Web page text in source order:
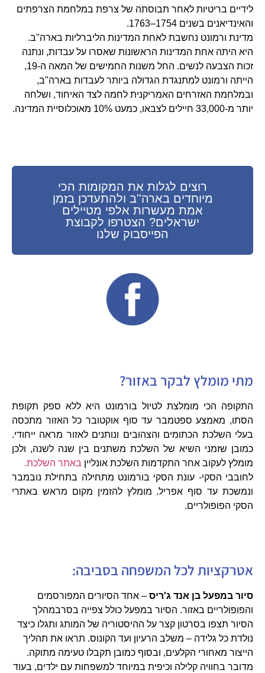
לידיים בריטיות לאחר תבוסתה של צרפת במלחמת הצרפתים
והאינדיאנים בשנים 1754–1763.
מדינת ורמונט נחשבת לאחת המדינות הליברליות בארה"ב.
היא היתה אחת המדינות הראשונות שאסרו על עבדות, ונתנה
זכות הצבעה לנשים. החל משנות החמישים של המאה ה-19,
הייתה ורמונט למתנגדת הגדולה ביותר לעבדות בארה"ב,
ובמלחמת האזרחים האמריקנית לחמה לצד האיחוד, ושלחה
יותר מ-33,000 חיילים לצבאו, כמעט 10% מאוכלוסיית המדינה.
רוצים לגלות את המקומות הכי
מיוחדים בארה''ב ולהתעדכן בזמן
אמת מעשרות אלפי מטיילים
ישראלים? הצטרפו לקבוצת
הפייסבוק שלנו
מתי מומלץ לבקר באזור?
התקופה הכי מומלצת לטיול בורמונט היא ללא ספק תקופת
הסתו, מאמצע ספטמבר עד סוף אוקטובר כל האזור מתכסה
בעלי השלכת הכתומים והצהובים ונותנים לאזור מראה ייחודי.
כמובן שזמני השיא של השלכת משתנים בין שנה לשנה, ולכן
מומלץ לעקוב אחר התקדמות השלכת אונליין באתר השלכת.
לחובבי הסקי- עונת הסקי בורמונט מתחילה בתחילת נובמבר
ונמשכת עד סוף אפריל. מומלץ להזמין מקום מראש באתרי
הסקי הפופולריים.
אטרקציות לכל המשפחה בסביבה:
סיור במפעל בן אנד ג'ריס – אחד הסיורים המפורסמים
והפופולריים באזור. הסיור במפעל כולל צפייה בסרבמהלך
הסיור תצפו בסרטון קצר על ההיסטוריה של המותג ותגלו כיצד
נולדת כל גלידה – משלב הרעיון ועד הקונוס. תראו את תהליך
הייצור מאחורי הקלעים, ובסוף כמובן תקבלו טעימה מתוקה.
מדובר בחוויה קלילה וכיפית במיוחד למשפחות עם ילדים, בעוד